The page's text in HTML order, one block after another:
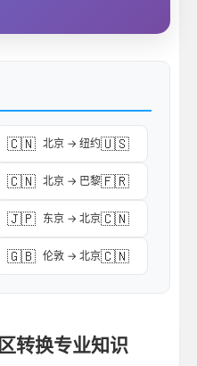
🇨🇳 北京 → 纽约🇺🇸
🇨🇳 北京 → 巴黎🇫🇷
🇯🇵 东京 → 北京🇨🇳
🇬🇧 伦敦 → 北京🇨🇳
转换专业知识